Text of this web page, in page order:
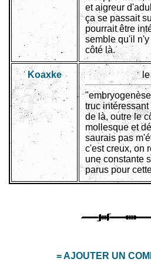
et aigreur
ça se passait
pourrait être
semble qu'il
côté là.
Koaxke
truc
de là, outre le
mollesque et
saurais pas
c'est creux, on
une constante
parus pour
= AJOUTER UN